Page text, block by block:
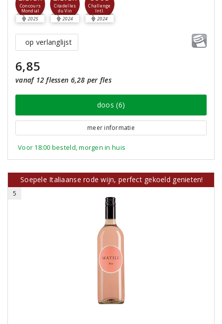
Concours
Mondial
2025
Citadelles
du Vin
2024
Challenge
Intl.
2024
op verlanglijst
6,85
vanaf 12 flessen 6,28 per fles
doos (6)
meer informatie
Voor 18:00 besteld, morgen in huis
Soepele Italiaanse rode wijn, perfect gekoeld genieten!
5